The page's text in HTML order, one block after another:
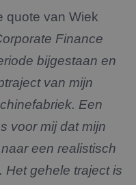
quote van Wiek
Finance
bijgestaan en
van mijn
Een
voor mij dat mijn
een realistisch
gehele traject is